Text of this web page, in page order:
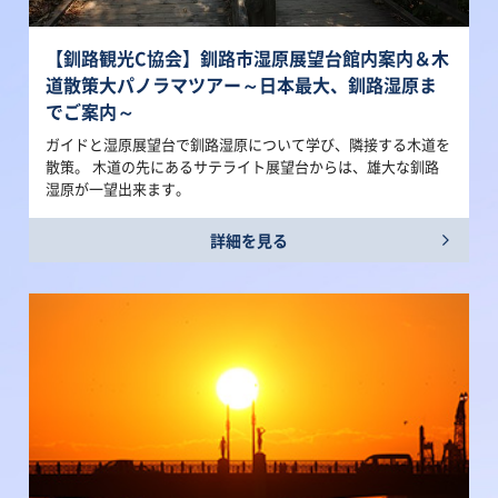
【釧路観光C協会】釧路市湿原展望台館内案内＆木
道散策大パノラマツアー～日本最大、釧路湿原ま
でご案内～
ガイドと湿原展望台で釧路湿原について学び、隣接する木道を
散策。 木道の先にあるサテライト展望台からは、雄大な釧路
湿原が一望出来ます。
詳細を見る